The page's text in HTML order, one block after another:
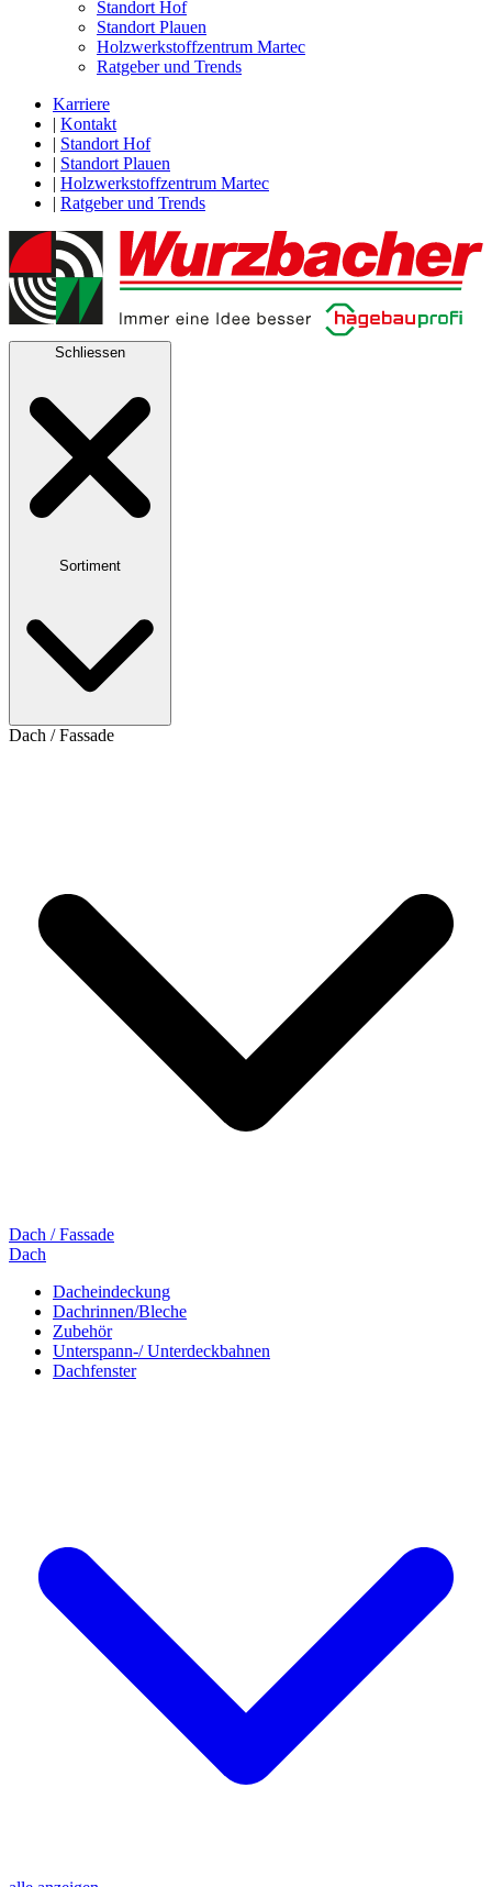
Standort Hof
Standort Plauen
Holzwerkstoffzentrum Martec
Ratgeber und Trends
Karriere
| Kontakt
| Standort Hof
| Standort Plauen
| Holzwerkstoffzentrum Martec
| Ratgeber und Trends
Schliessen
Sortiment
Dach / Fassade
Dach / Fassade
Dach
Dacheindeckung
Dachrinnen/Bleche
Zubehör
Unterspann-/ Unterdeckbahnen
Dachfenster